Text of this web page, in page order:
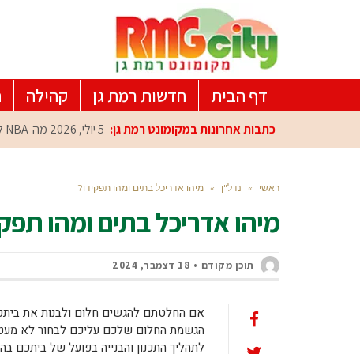
דף הבית חדשות רמת גן קהילה
כתבות אחרונות במקומונט רמת גן: 5 יולי, 2026 מה-NBA למרכז הפיתוח ברמת גן: עומרי כספי במפגש הוקרה מיוחד
ראשי » נדל"ן » מיהו אדריכל בתים ומהו תפקידו?
מיהו אדריכל בתים ומהו
תוכן מקודם 18 דצמבר, 2024
אם החלטתם להגשים חלום ולבנות את
הגשמת החלום שלכם עליכם לבחור לא מעט
לתהליך התכנון והבנייה בפועל של